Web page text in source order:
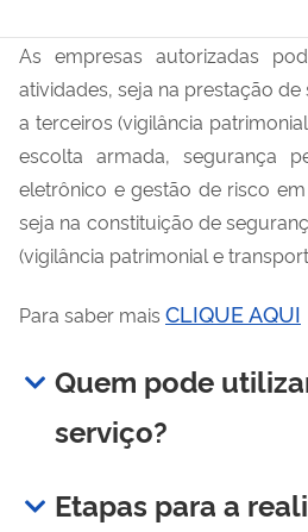
As empresas autorizadas
atividades, seja na prestação
a terceiros (vigilância
escolta armada, segurança
eletrônico e gestão de risco
seja na constituição de
(vigilância patrimonial e
Para saber mais CLIQUE AQUI
Quem pode
serviço?
Etapas para a